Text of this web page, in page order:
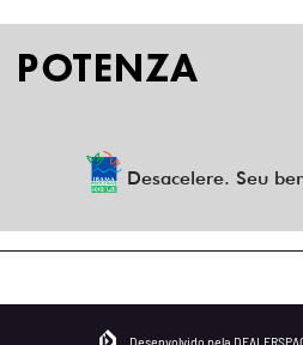
Desacelere. Seu
Desenvolvido pela